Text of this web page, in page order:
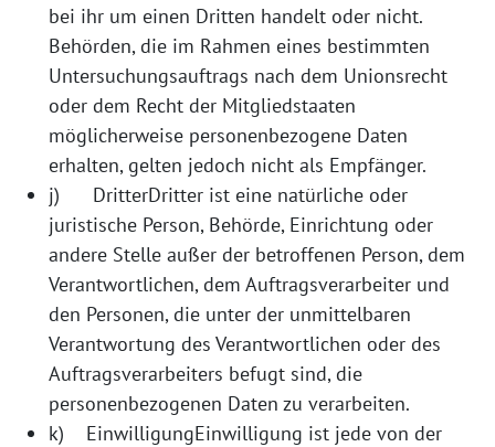
bei ihr um einen Dritten handelt oder nicht.
Behörden, die im Rahmen eines bestimmten
Untersuchungsauftrags nach dem Unionsrecht
oder dem Recht der Mitgliedstaaten
möglicherweise personenbezogene Daten
erhalten, gelten jedoch nicht als Empfänger.
j) DritterDritter ist eine natürliche oder
juristische Person, Behörde, Einrichtung oder
andere Stelle außer der betroffenen Person, dem
Verantwortlichen, dem Auftragsverarbeiter und
den Personen, die unter der unmittelbaren
Verantwortung des Verantwortlichen oder des
Auftragsverarbeiters befugt sind, die
personenbezogenen Daten zu verarbeiten.
k) EinwilligungEinwilligung ist jede von der